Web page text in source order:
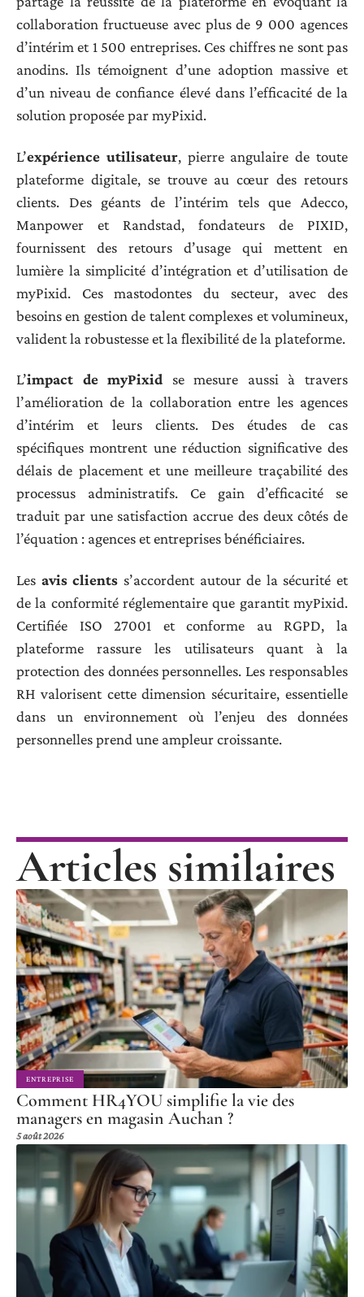
collaboration fructueuse avec plus de 9 000 agences
d’intérim et 1 500 entreprises. Ces chiffres ne sont pas
anodins. Ils témoignent d’une adoption massive et
d’un niveau de confiance élevé dans l’efficacité de la
solution proposée par myPixid.
L’expérience utilisateur, pierre angulaire de toute
plateforme digitale, se trouve au cœur des retours
clients. Des géants de l’intérim tels que Adecco,
Manpower et Randstad, fondateurs de PIXID,
fournissent des retours d’usage qui mettent en
lumière la simplicité d’intégration et d’utilisation de
myPixid. Ces mastodontes du secteur, avec des
besoins en gestion de talent complexes et volumineux,
valident la robustesse et la flexibilité de la plateforme.
L’impact de myPixid se mesure aussi à travers
l’amélioration de la collaboration entre les agences
d’intérim et leurs clients. Des études de cas
spécifiques montrent une réduction significative des
délais de placement et une meilleure traçabilité des
processus administratifs. Ce gain d’efficacité se
traduit par une satisfaction accrue des deux côtés de
l’équation : agences et entreprises bénéficiaires.
Les avis clients s’accordent autour de la sécurité et
de la conformité réglementaire que garantit myPixid.
Certifiée ISO 27001 et conforme au RGPD, la
plateforme rassure les utilisateurs quant à la
protection des données personnelles. Les responsables
RH valorisent cette dimension sécuritaire, essentielle
dans un environnement où l’enjeu des données
personnelles prend une ampleur croissante.
Articles similaires
ENTREPRISE
Comment HR4YOU simplifie la vie des
managers en magasin Auchan ?
5 août 2026